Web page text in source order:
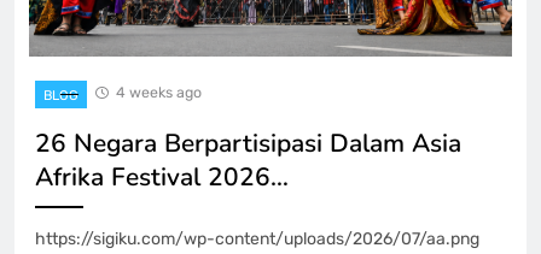
BLOG 4 weeks ago
26 Negara Berpartisipasi Dalam Asia
Afrika Festival 2026…
https://sigiku.com/wp-content/uploads/2026/07/aa.png